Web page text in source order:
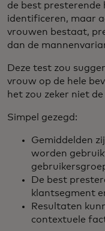
de best
identificeren, maar
vrouwen bestaat,
dan de
Deze test zou
vrouw op de hele
het zou zeker niet
Simpel gezegd:
Gemiddelden
worden
De best
klantsegment
Resultaten
contextuele